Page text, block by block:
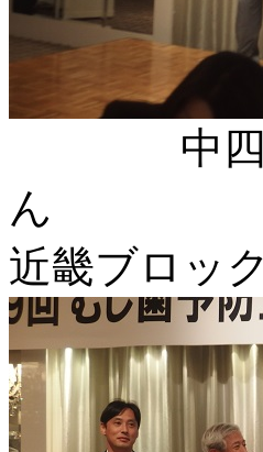
中四国
近畿ブロッ